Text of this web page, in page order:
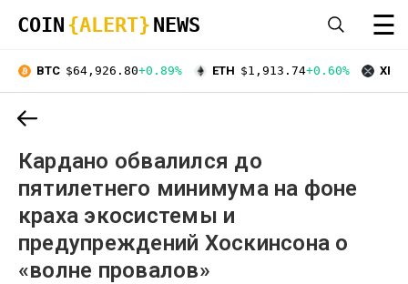
COIN {ALERT} NEWS ☰
BTC $64,926.80+0.89% ETH $1,913.74+0.60% XRP
Кардано обвалился до
пятилетнего минимума на фоне
краха экосистемы и
предупреждений Хоскинсона о
«волне провалов»